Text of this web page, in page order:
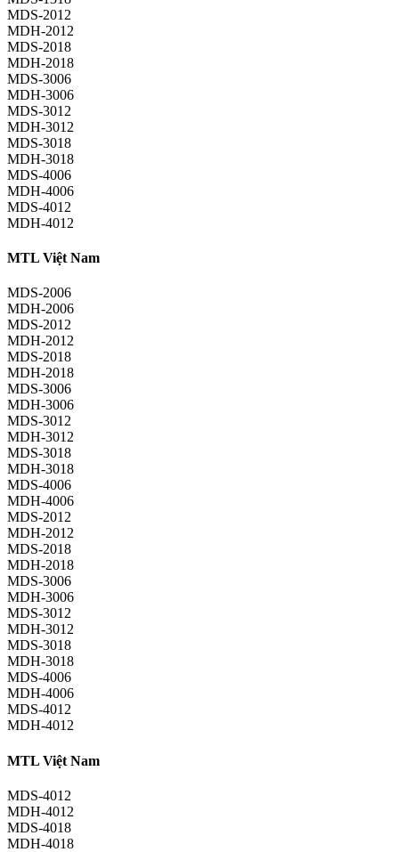
MDS-2012
MDH-2012
MDS-2018
MDH-2018
MDS-3006
MDH-3006
MDS-3012
MDH-3012
MDS-3018
MDH-3018
MDS-4006
MDH-4006
MDS-4012
MDH-4012
MTL Việt Nam
MDS-2006
MDH-2006
MDS-2012
MDH-2012
MDS-2018
MDH-2018
MDS-3006
MDH-3006
MDS-3012
MDH-3012
MDS-3018
MDH-3018
MDS-4006
MDH-4006
MDS-2012
MDH-2012
MDS-2018
MDH-2018
MDS-3006
MDH-3006
MDS-3012
MDH-3012
MDS-3018
MDH-3018
MDS-4006
MDH-4006
MDS-4012
MDH-4012
MTL Việt Nam
MDS-4012
MDH-4012
MDS-4018
MDH-4018